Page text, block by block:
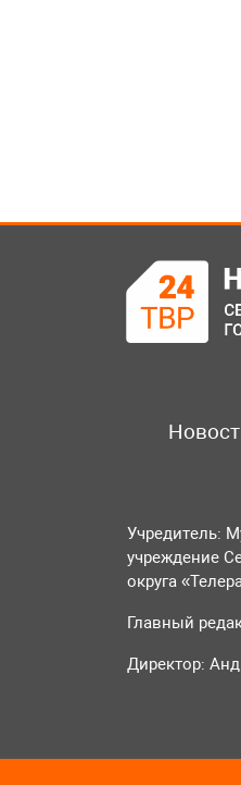
Учредитель:
учреждение
округа
Главный
Директор: